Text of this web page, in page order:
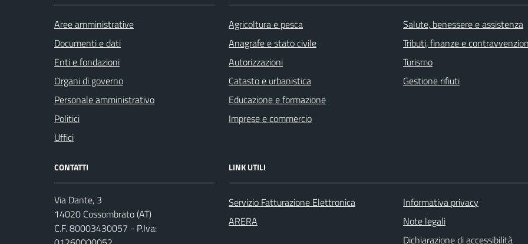
Aree amministrative
Documenti e dati
Enti e fondazioni
Organi di governo
Personale amministrativo
Politici
Uffici
Agricoltura e pesca
Anagrafe e stato civile
Autorizzazioni
Catasto e urbanistica
Educazione e formazione
Imprese e commercio
Salute, benessere e assistenza
Tributi, finanze e
Turismo
Gestione rifiuti
CONTATTI
Via Dante, 3
14020 Cossombrato (AT)
C.F. 80003430057 - P.Iva:
LINK UTILI
Servizio Fatturazione Elettronica
ARERA
Informativa privacy
Note legali
Dichiarazione di accessibilità